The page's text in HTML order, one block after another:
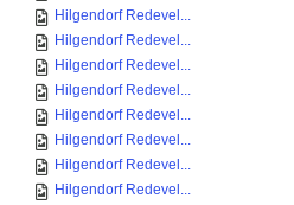
Hilgendorf Redevel...
Hilgendorf Redevel...
Hilgendorf Redevel...
Hilgendorf Redevel...
Hilgendorf Redevel...
Hilgendorf Redevel...
Hilgendorf Redevel...
Hilgendorf Redevel...